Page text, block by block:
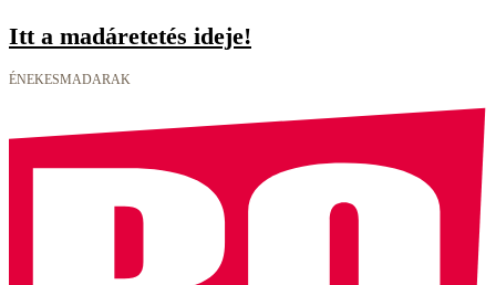
Itt a madáretetés ideje!
ÉNEKESMADARAK